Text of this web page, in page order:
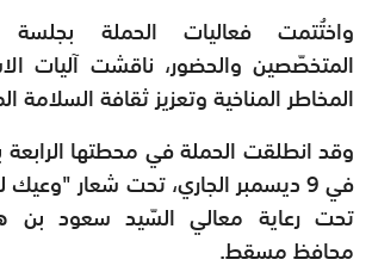
واختُتمت فعاليات الحملة
المتخصّصين والحضور، ناقشت آليات
المخاطر المناخية وتعزيز ثقافة السلامة
وقد انطلقت الحملة في محطتها
في 9 ديسمبر الجاري، تحت شعار
تحت رعاية معالي السّيد سعود بن
محافظ مسقط.